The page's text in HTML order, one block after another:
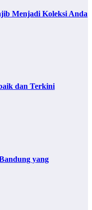
Menjadi Koleksi Anda
dan Terkini
yang